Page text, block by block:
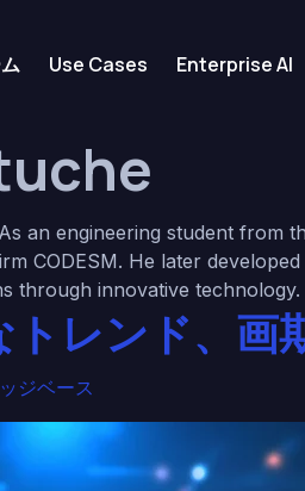
Use Cases Enterprise AI
an engineering student
CODESM. He later
through innovative technology.
レンド、画
ジベース